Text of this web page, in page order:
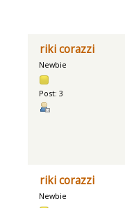
riki corazzi
Newbie
Post: 3
riki corazzi
Newbie